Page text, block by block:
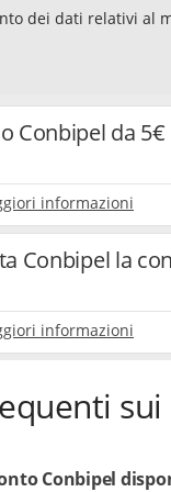
Amburg,
Sconto" e "Offerte".
i risultati.
newsletter. Per
Conbipel da
informazioni
Conbipel la
informazioni
Conbipel